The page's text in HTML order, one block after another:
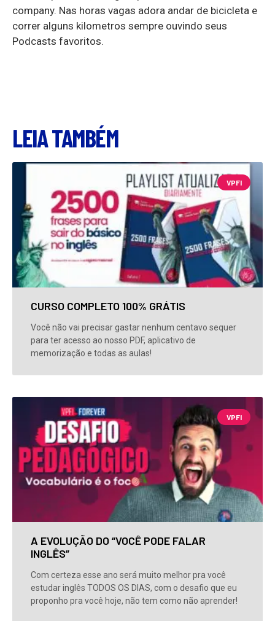
company. Nas horas vagas adora andar de bicicleta e
correr alguns kilometros sempre ouvindo seus
Podcasts favoritos.
LEIA TAMBÉM
VPFI
CURSO COMPLETO 100% GRÁTIS
Você não vai precisar gastar nenhum centavo sequer
para ter acesso ao nosso PDF, aplicativo de
memorização e todas as aulas!
VPFI
A EVOLUÇÃO DO “VOCÊ PODE FALAR
INGLÊS”
Com certeza esse ano será muito melhor pra você
estudar inglês TODOS OS DIAS, com o desafio que eu
proponho pra você hoje, não tem como não aprender!